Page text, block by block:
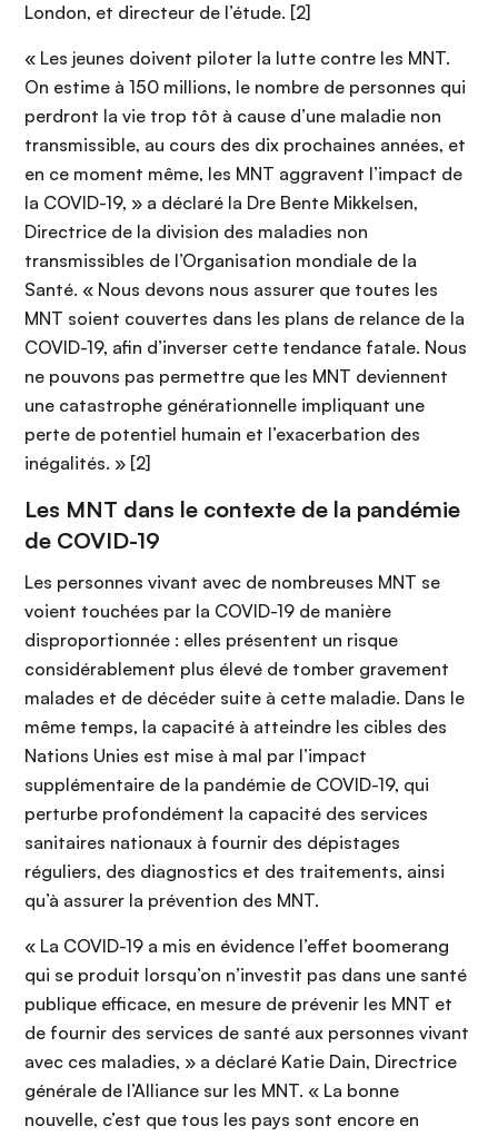
London, et directeur de l’étude. [2]
« Les jeunes doivent piloter la lutte contre les MNT.
On estime à 150 millions, le nombre de personnes qui
perdront la vie trop tôt à cause d’une maladie non
transmissible, au cours des dix prochaines années, et
en ce moment même, les MNT aggravent l’impact de
la COVID-19, » a déclaré la Dre Bente Mikkelsen,
Directrice de la division des maladies non
transmissibles de l’Organisation mondiale de la
Santé. « Nous devons nous assurer que toutes les
MNT soient couvertes dans les plans de relance de la
COVID-19, afin d’inverser cette tendance fatale. Nous
ne pouvons pas permettre que les MNT deviennent
une catastrophe générationnelle impliquant une
perte de potentiel humain et l’exacerbation des
inégalités. » [2]
Les MNT dans le contexte de la pandémie
de COVID-19
Les personnes vivant avec de nombreuses MNT se
voient touchées par la COVID-19 de manière
disproportionnée : elles présentent un risque
considérablement plus élevé de tomber gravement
malades et de décéder suite à cette maladie. Dans le
même temps, la capacité à atteindre les cibles des
Nations Unies est mise à mal par l’impact
supplémentaire de la pandémie de COVID-19, qui
perturbe profondément la capacité des services
sanitaires nationaux à fournir des dépistages
réguliers, des diagnostics et des traitements, ainsi
qu’à assurer la prévention des MNT.
« La COVID-19 a mis en évidence l’effet boomerang
qui se produit lorsqu’on n’investit pas dans une santé
publique efficace, en mesure de prévenir les MNT et
de fournir des services de santé aux personnes vivant
avec ces maladies, » a déclaré Katie Dain, Directrice
générale de l’Alliance sur les MNT. « La bonne
nouvelle, c’est que tous les pays sont encore en